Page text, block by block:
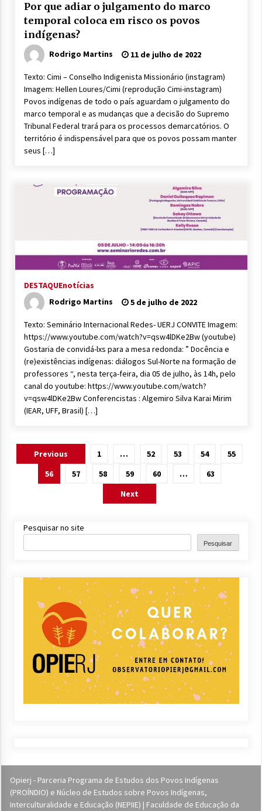
Por que adiar o julgamento do marco
temporal coloca em risco os povos
indígenas?
Rodrigo Martins 11 de julho de 2022
Texto: Cimi – Conselho Indigenista Missionário (instagram)
Imagem: Hellen Loures/Cimi (reprodução Cimi-instagram)
Povos indígenas de todo o país aguardam o julgamento do
marco temporal e as mudanças que a decisão do Supremo
Tribunal Federal trará para os processos demarcatórios. O
território é indispensável para que os povos possam manter
seus […]
DESTAQUEnotícias
Rodrigo Martins
5 de julho de 2022
Texto: Seminário Internacional Redes- UERJ CONVITE Imagem:
https://www.youtube.com/watch?v=qsw4lDKe2Bw (youtube)
Gostaria de convidá-lxs para a mesa redonda: ” Docência e
(re)existências indígenas: diálogos Sul-Norte na formação de
professores “, nesta terça-feira, dia 05 de julho, às 14h, pelo
canal do youtube: https://www.youtube.com/watch?
v=qsw4lDKe2Bw Conferencistas : Algemiro Silva Karai Mirim
(IEAR, UFF, Brasil) […]
Paginação
posts
Previous 1 … 52 53 54
55
56
57 58 59 60 …
63
Next
Pesquisar no site
Pesquisar
Opierj - Parceria Programa de Estudos dos Povos Indígenas
(PROÍNDIO) e Núcleo de Estudos sobre Povos Indígenas,
Interculturalidade e Educação (NEPIIE) | Faculdade de Educação da